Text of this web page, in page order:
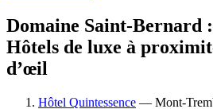
Domaine Saint-Bernard
Hôtels de luxe à
d’œil
Hôtel Quintessence — Mont-